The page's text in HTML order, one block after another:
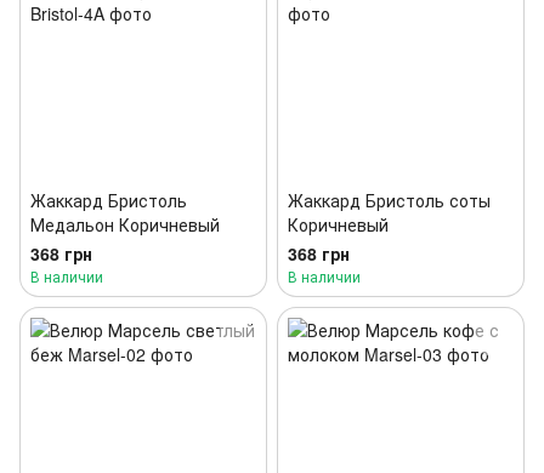
Жаккард Бристоль
Медальон Коричневый
368 грн
В наличии
Жаккард Бристоль соты
Коричневый
368 грн
В наличии